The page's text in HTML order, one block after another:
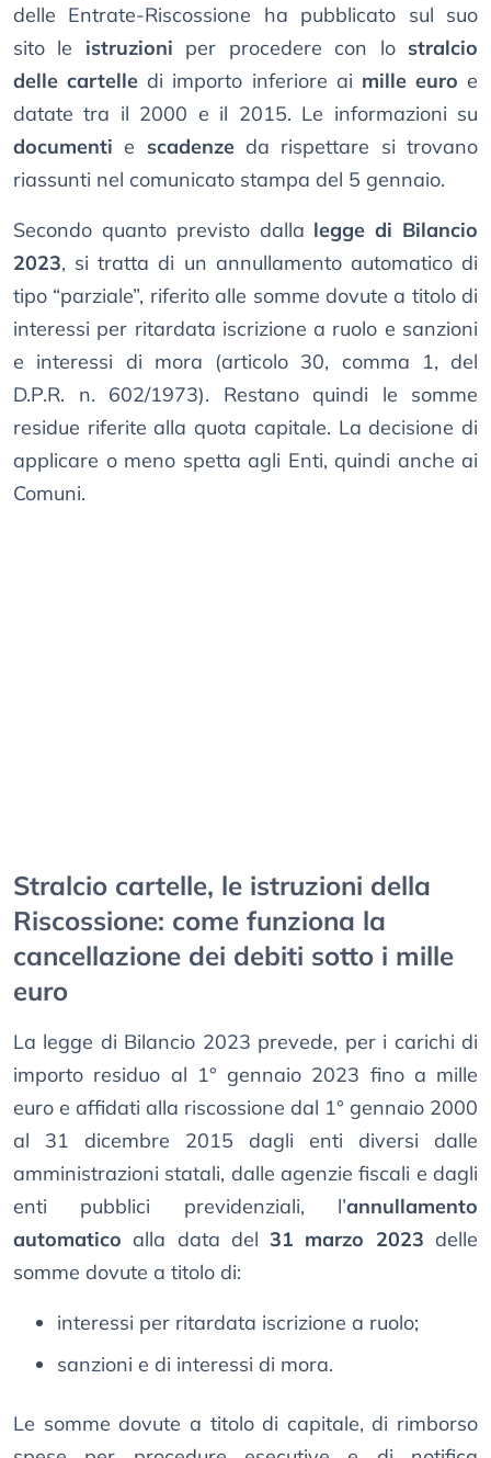
delle Entrate-Riscossione ha pubblicato sul suo
sito le istruzioni per procedere con lo stralcio
delle cartelle di importo inferiore ai mille euro e
datate tra il 2000 e il 2015. Le informazioni su
documenti e scadenzeda rispettare si trovano
riassunti nel comunicato stampa del 5 gennaio.
Secondo quanto previsto dalla legge di Bilancio
2023, si tratta di un annullamento automatico di
tipo “parziale”, riferito alle somme dovute a titolo di
interessi per ritardata iscrizione a ruolo e sanzioni
e interessi di mora (articolo 30, comma 1, del
D.P.R. n. 602/1973). Restano quindi le somme
residue riferite alla quota capitale. La decisione di
applicare o meno spetta agli Enti, quindi anche ai
Comuni.
Stralcio cartelle, le istruzioni della
Riscossione: come funziona la
cancellazione dei debiti sotto i mille
euro
La legge di Bilancio 2023 prevede, per i carichi di
importo residuo al 1° gennaio 2023 fino a mille
euro e affidati alla riscossione dal 1° gennaio 2000
al 31 dicembre 2015 dagli enti diversi dalle
amministrazioni statali, dalle agenzie fiscali e dagli
enti pubblici previdenziali, l’annullamento
automatico alla data del31 marzo 2023 delle
somme dovute a titolo di:
interessi per ritardata iscrizione a ruolo;
sanzioni e di interessi di mora.
Le somme dovute a titolo di capitale, di rimborso